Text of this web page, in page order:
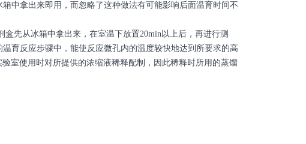
中拿出来即用，而忽略了这种做法有可能影响后面温育时间不
先从冰箱中拿出来，在室温下放置20min以上后，再进行测
育反应步骤中，能使反应微孔内的温度较快地达到所要求的高
室使用时对所提供的浓缩液稀释配制，因此稀释时所用的蒸馏